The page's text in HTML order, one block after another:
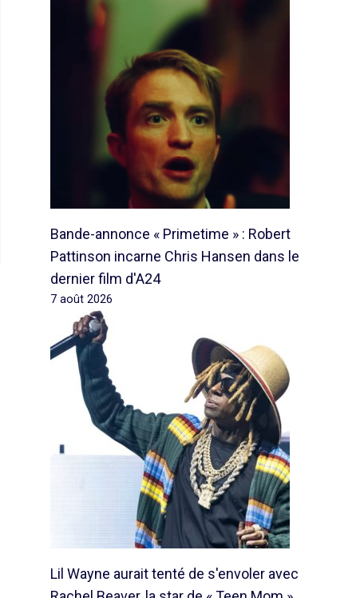
Bande-annonce « Primetime » : Robert
Pattinson incarne Chris Hansen dans le
dernier film d'A24
7 août 2026
Lil Wayne aurait tenté de s'envoler avec